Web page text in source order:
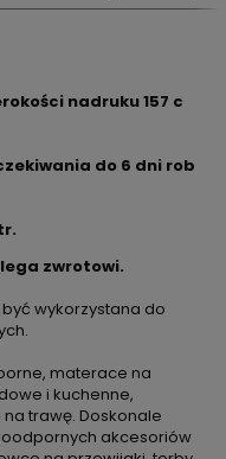
nadruku 157 c
do 6 dni rob
zwrotowi.
wykorzystana do
materace na
i kuchenne,
trawę. Doskonale
akcesoriów